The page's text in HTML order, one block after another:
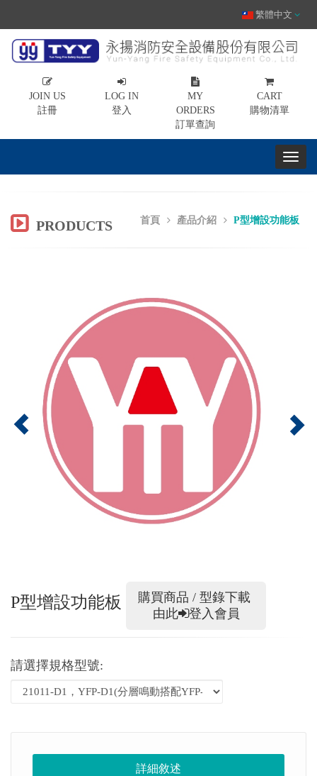
繁體中文
JOIN US
註冊
LOG IN
登入
MY
ORDERS
訂單查詢
CART
購物清單
首頁 產品介紹 P型增設功能板
PRODUCTS
P型增設功能板
購買商品 / 型錄下載
由此
登入會員
請選擇規格型號:
詳細敘述